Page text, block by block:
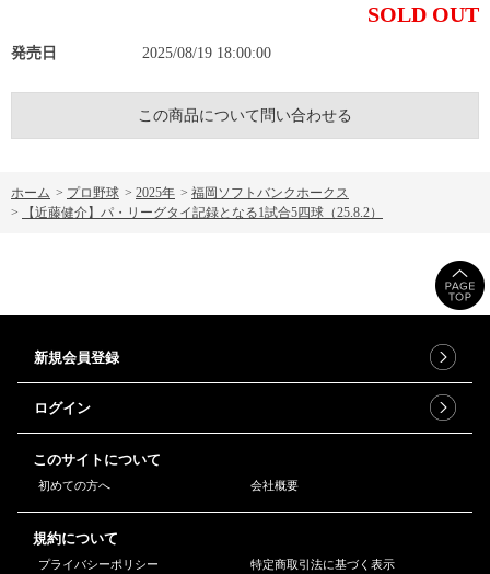
SOLD OUT
発売日 2025/08/19 18:00:00
この商品について問い合わせる
ホーム > プロ野球 > 2025年 > 福岡ソフトバンクホークス
>
【近藤健介】パ・リーグタイ記録となる1試合5四球（25.8.2）
新規会員登録
ログイン
このサイトについて
初めての方へ 会社概要
規約について
プライバシーポリシー 特定商取引法に基づく表示